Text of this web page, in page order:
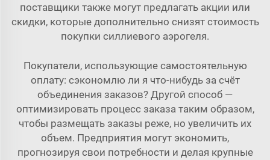
поставщики также могут предлагать акции или
скидки, которые дополнительно снизят стоимость
покупки силлиевого аэрогеля.
Покупатели, использующие самостоятельную
оплату: сэкономлю ли я что-нибудь за счёт
объединения заказов? Другой способ —
оптимизировать процесс заказа таким образом,
чтобы размещать заказы реже, но увеличить их
объем. Предприятия могут экономить,
прогнозируя свои потребности и делая крупные